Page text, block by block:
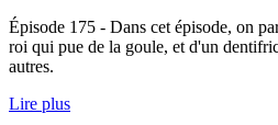
Épisode 175 - Dans cet épisode, on
roi qui pue de la goule, et d'un
autres.
Lire plus